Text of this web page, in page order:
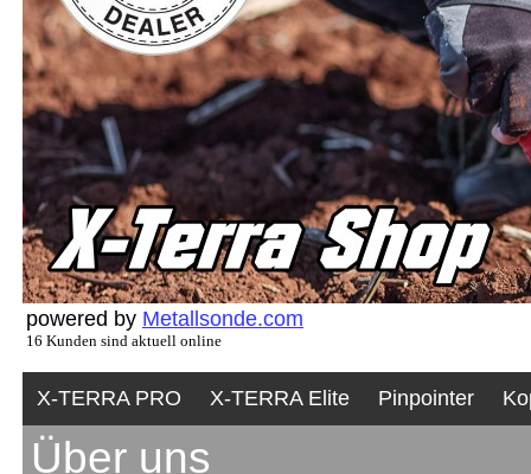
powered by Metallsonde.com
16 Kunden sind aktuell online
X-TERRA PRO X-TERRA Elite Pinpointer
Über uns